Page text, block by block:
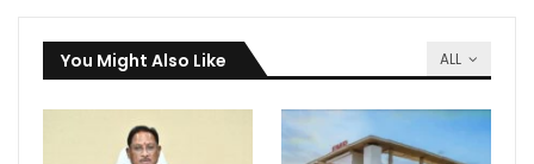
ALL
You Might Also Like